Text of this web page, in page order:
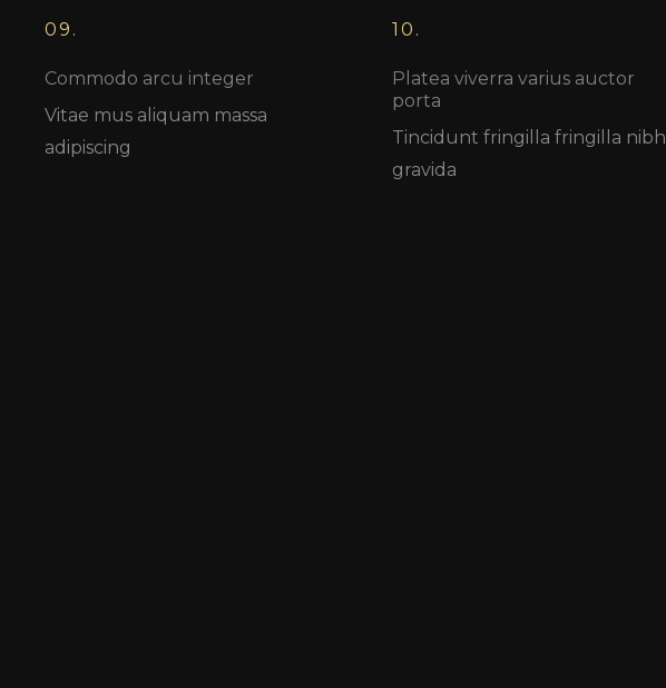
09.
Commodo arcu integer
Vitae mus aliquam massa
adipiscing
10.
Platea viverra varius auctor
porta
Tincidunt fringilla fringilla nibh
gravida